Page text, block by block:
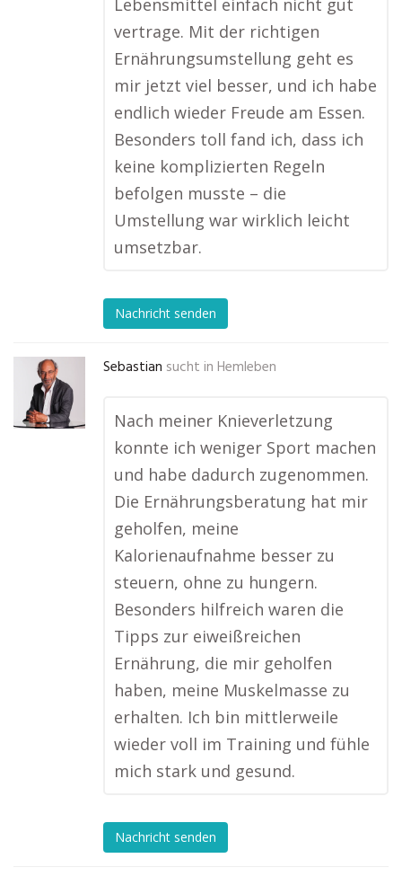
Lebensmittel einfach nicht gut
vertrage. Mit der richtigen
Ernährungsumstellung geht es
mir jetzt viel besser, und ich habe
endlich wieder Freude am Essen.
Besonders toll fand ich, dass ich
keine komplizierten Regeln
befolgen musste – die
Umstellung war wirklich leicht
umsetzbar.
Nachricht senden
Sebastian sucht in Hemleben
Nach meiner Knieverletzung
konnte ich weniger Sport machen
und habe dadurch zugenommen.
Die Ernährungsberatung hat mir
geholfen, meine
Kalorienaufnahme besser zu
steuern, ohne zu hungern.
Besonders hilfreich waren die
Tipps zur eiweißreichen
Ernährung, die mir geholfen
haben, meine Muskelmasse zu
erhalten. Ich bin mittlerweile
wieder voll im Training und fühle
mich stark und gesund.
Nachricht senden